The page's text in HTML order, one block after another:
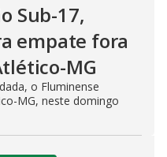
Sub-17,
empate fora
MG
o Fluminense
MG, neste domingo